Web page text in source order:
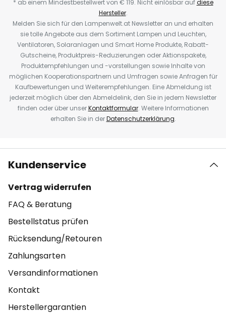
* ab einem Mindestbestellwert von € 119. Nicht einlösbar aufdiese
Hersteller.
Melden Sie sich für den Lampenwelt.at Newsletter an und erhalten
sie tolle Angebote aus dem Sortiment Lampen und Leuchten,
Ventilatoren, Solaranlagen und Smart Home Produkte, Rabatt-
Gutscheine, Produktpreis-Reduzierungen oder Aktionspakete,
Produktempfehlungen und -vorstellungen sowie Inhalte von
möglichen Kooperationspartnern und Umfragen sowie Anfragen für
Kaufbewertungen und Weiterempfehlungen. Eine Abmeldung ist
jederzeit möglich über den Abmeldelink, den Sie in jedem Newsletter
finden oder über unserKontaktformular. Weitere Informationen
erhalten Sie in derDatenschutzerklärung.
Kundenservice
Vertrag widerrufen
FAQ & Beratung
Bestellstatus prüfen
Rücksendung/Retouren
Zahlungsarten
Versandinformationen
Kontakt
Herstellergarantien